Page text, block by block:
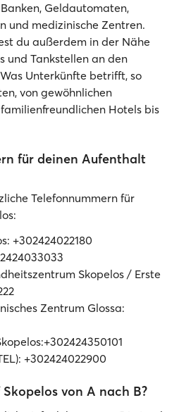
Geldautomaten,
und medizinische Zentren.
du außerdem in der Nähe
und Tankstellen an den
Unterkünfte betrifft, so
von gewöhnlichen
Hotels bis
für deinen Aufenthalt
Telefonnummern für
+302424022180
Skopelos / Erste
Zentrum Glossa:
+302424022900
von A nach B?